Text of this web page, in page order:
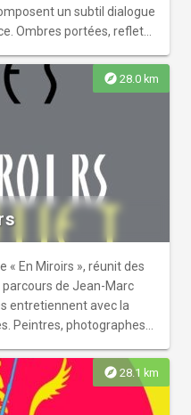
un subtil dialogue
Ombres portées, reflets
illusion.
explore 28.0 km
« En Miroirs », réunit des
de Jean-Marc
entretiennent avec la
Peintres, photographes,
d’admirations
présences se dessine une
nourri son travail : une
explore 28.1 km